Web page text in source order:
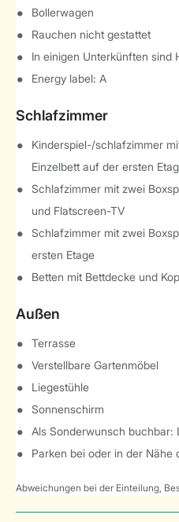
Bollerwagen
Rauchen nicht gestattet
In einigen Unterkünften sind
Energy label: A
Schlafzimmer
Kinderspiel-/schlafzimmer
Einzelbett auf der ersten
Schlafzimmer mit zwei
und Flatscreen-TV
Schlafzimmer mit zwei
ersten Etage
Betten mit Bettdecke und
Außen
Terrasse
Verstellbare Gartenmöbel
Liegestühle
Sonnenschirm
Als Sonderwunsch buchbar:
Parken bei oder in der Nähe
Abweichungen bei der Einteilung,